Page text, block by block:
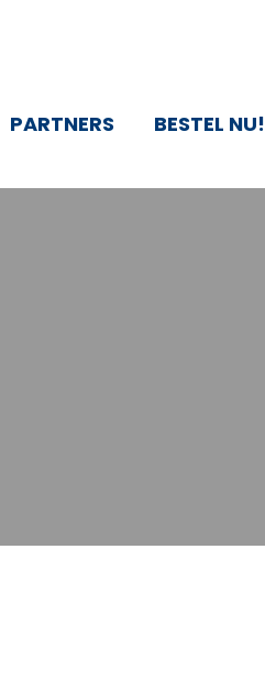
PARTNERS BESTEL NU!